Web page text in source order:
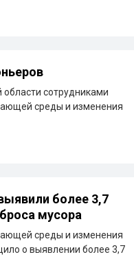
области сотрудниками
среды и изменения
более 3,7
мусора
среды и изменения
о выявлении более 3,7